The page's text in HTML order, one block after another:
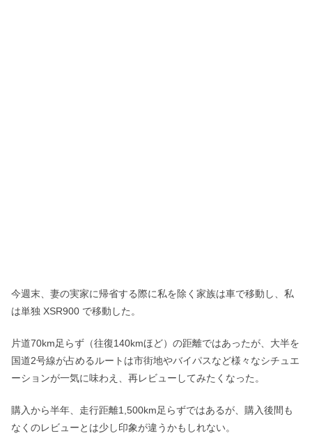
今週末、妻の実家に帰省する際に私を除く家族は車で移動し、私
は単独 XSR900 で移動した。
片道70km足らず（往復140kmほど）の距離ではあったが、大半を
国道2号線が占めるルートは市街地やバイパスなど様々なシチュエ
ーションが一気に味わえ、再レビューしてみたくなった。
購入から半年、走行距離1,500km足らずではあるが、購入後間も
なくのレビューとは少し印象が違うかもしれない。